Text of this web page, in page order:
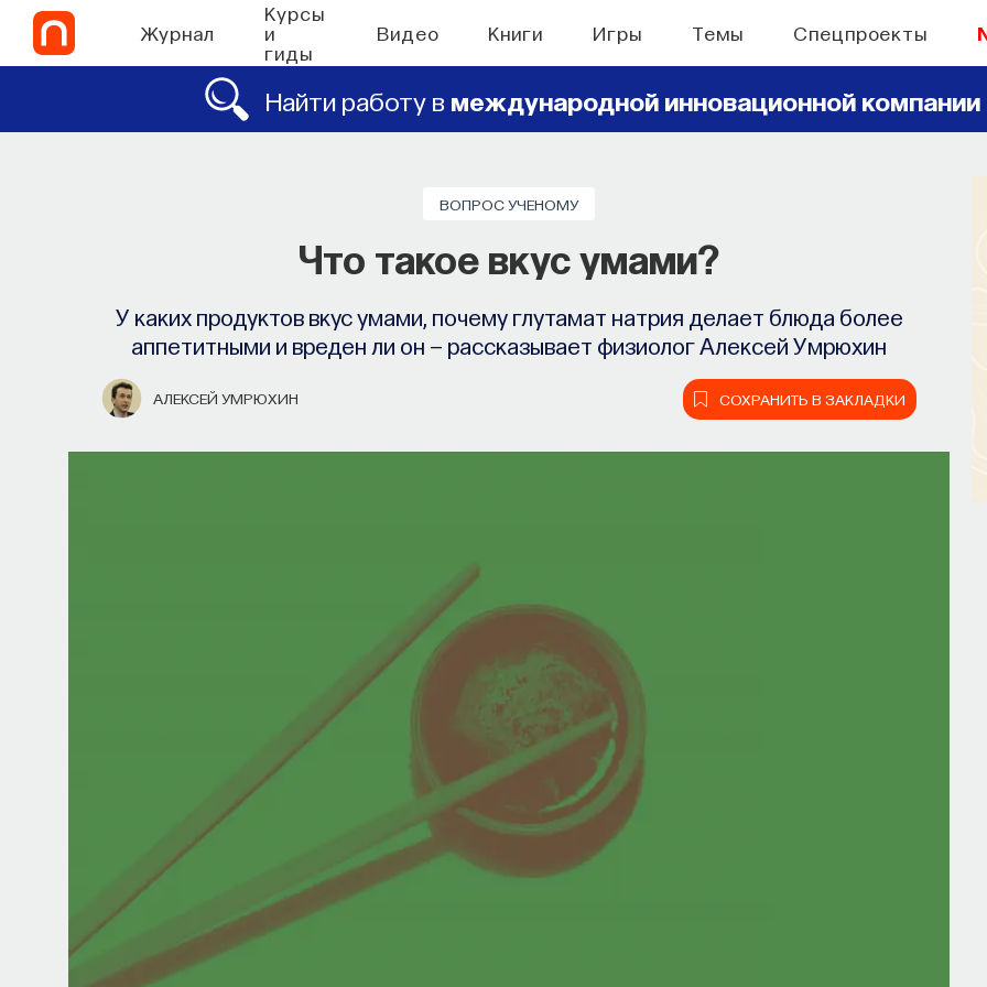
Журнал
Курсы
и
гиды
Видео Книги Игры Темы Спецпроекты
Найти работу в международной инновационной компании
ВОПРОС УЧЕНОМУ
Что такое вкус умами?
У каких продуктов вкус умами, почему глутамат натрия делает блюда более
аппетитными и вреден ли он — рассказывает физиолог Алексей Умрюхин
АЛЕКСЕЙ УМРЮХИН СОХРАНИТЬ В ЗАКЛАДКИ
Talents
Основатель ПостНауки Ивар Максутов запускает сервис, который поможет
найти свою нишу в глобальных deep tech и биотех компаниях
СОХРАНИТЬ В ЗАКЛАДКИ